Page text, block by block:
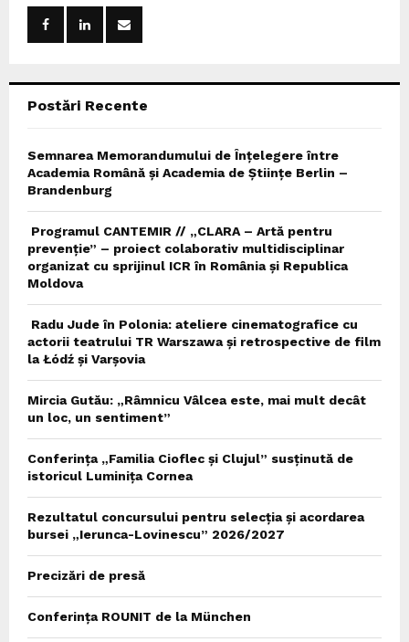
Postări Recente
Semnarea Memorandumului de Înțelegere între
Academia Română și Academia de Științe Berlin –
Brandenburg
Programul CANTEMIR // „CLARA – Artă pentru
prevenție” – proiect colaborativ multidisciplinar
organizat cu sprijinul ICR în România și Republica
Moldova
Radu Jude în Polonia: ateliere cinematografice cu
actorii teatrului TR Warszawa și retrospective de film
la Łódź și Varșovia
Mircia Gutău: „Râmnicu Vâlcea este, mai mult decât
un loc, un sentiment”
Conferința „Familia Cioflec și Clujul” susținută de
istoricul Luminița Cornea
Rezultatul concursului pentru selecția și acordarea
bursei „Ierunca-Lovinescu” 2026/2027
Precizări de presă
Conferința ROUNIT de la München